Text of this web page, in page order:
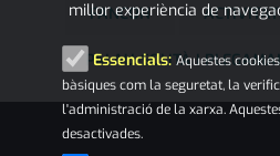
FANCON
PALAU-SOLITÀ I
millor experiència de
Essencials: Aquestes
bàsiques com la seguretat, la
l'administració de la xarxa.
desactivades.